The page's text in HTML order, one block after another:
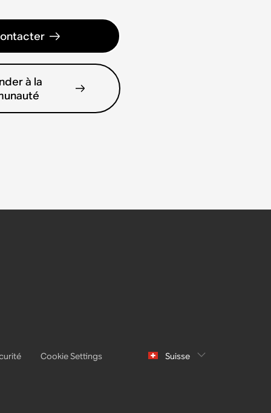
à la
Cookie Settings Suisse